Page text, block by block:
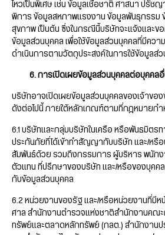
ไหวเป็นพิเศษ เช่น ข้อมูลเชื้อชาติ ศาสนา ปรัช
พิการ ข้อมูลสหภาพแรงงาน ข้อมูลพันธุกรรม
สุขภาพ เป็นต้น ซึ่งในกรณีนี้บริษัทจะแจ้งและข
ข้อมูลส่วนบุคคล เพื่อใช้ข้อมูลส่วนบุคคลที่มีความ
ดำเนินการตามวัตถุประสงค์ในการใช้ข้อมูลส่
6. การเปิดเผยข้อมูลส่วนบุคคลต่อบุคคลอื่
บริษัทอาจเปิดเผยข้อมูลส่วนบุคคลของเจ้าขอ
ดังต่อไปนี้ ภายใต้หลักเกณฑ์ตามที่กฎหมายกำ
6.1 บริษัทและกลุ่มบริษัทในเครือ หรือพันธมิตร
ประกันภัยที่ได้เข้าทำสัญญากับบริษัท และ/หรื
สัมพันธ์ด้วย รวมถึงกรรมการ ผู้บริหาร พนัก
ตัวแทน ที่ปรึกษาของบริษัท และ/หรือของบุคค
กับข้อมูลส่วนบุคคล
6.2 หน่วยงานของรัฐ และ/หรือหน่วยงานที่มีห
ศาล สำนักงานตำรวจแห่งชาติสำนักงานคณ
ทรัพย์และตลาดหลักทรัพย์ (กลต.) สำนักงาน